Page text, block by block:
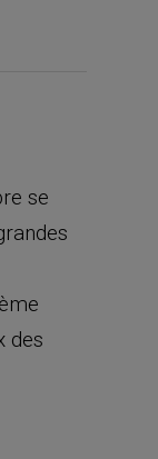
se
des